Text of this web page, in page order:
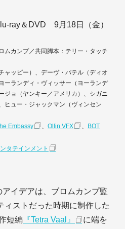
ray＆DVD 9月18日（金）
ムカンプ／共同脚本：テリー・タッチ
ャッピー）、デーヴ・パテル（ディオ
ーランディ・ヴィッサー（ヨーランデ
ジョ（ヤンキー／アメリカ）、シガニ
ヒュー・ジャックマン（ヴィンセン
Embassy 、 Ollin VFX 、
BOT
タテインメント
イデアは、ブロムカンプ監
ィストだった時期に制作した
短編 『Tetra Vaal』
に端を